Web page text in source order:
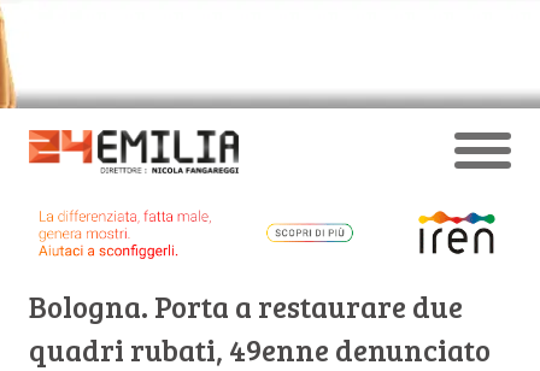
Bologna. Porta a restaurare due
quadri rubati, 49enne denunciato